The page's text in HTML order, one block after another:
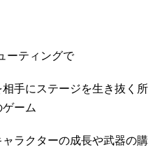
ーティングで
手にステージを生き抜く所
ーム
ラクターの成長や武器の購